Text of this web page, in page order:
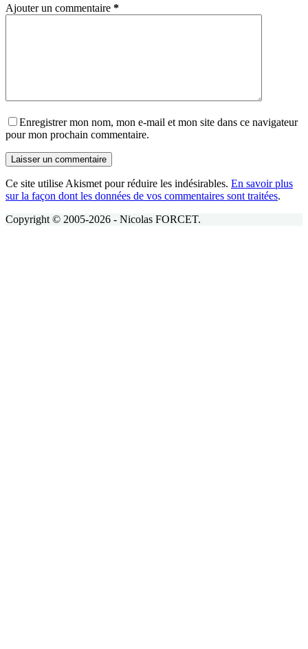
Ajouter un commentaire *
Enregistrer mon nom, mon e-mail et mon site dans ce navigateur
pour mon prochain commentaire.
Laisser un commentaire
Ce site utilise Akismet pour réduire les indésirables. En savoir plus
sur la façon dont les données de vos commentaires sont traitées.
Copyright © 2005-2026 - Nicolas FORCET.